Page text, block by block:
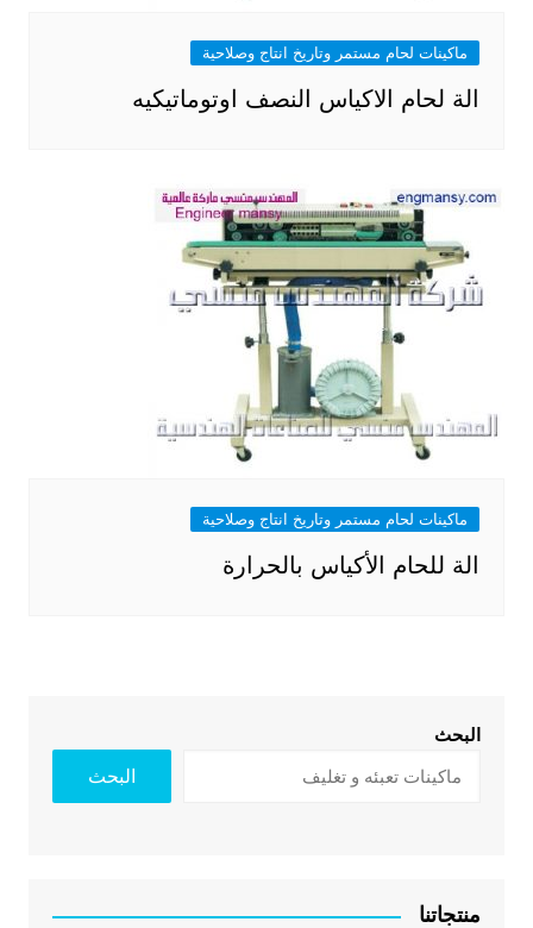
ماكينات لحام مستمر وتاريخ انتاج وصلاحية
الة لحام الاكياس النصف اوتوماتيكيه
ماكينات لحام مستمر وتاريخ انتاج وصلاحية
الة للحام الأكياس بالحرارة
البحث
البحث
منتجاتنا